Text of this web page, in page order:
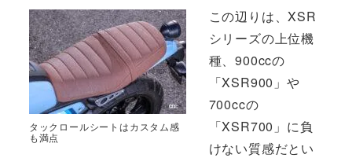
タックロールシートはカスタム感
も満点
この辺りは、XSR
シリーズの上位機
種、900ccの
「XSR900」や
700ccの
「XSR700」に負
けない質感だとい